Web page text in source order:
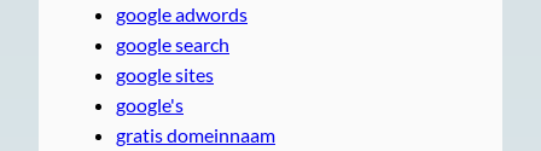
google adwords
google search
google sites
google's
gratis domeinnaam